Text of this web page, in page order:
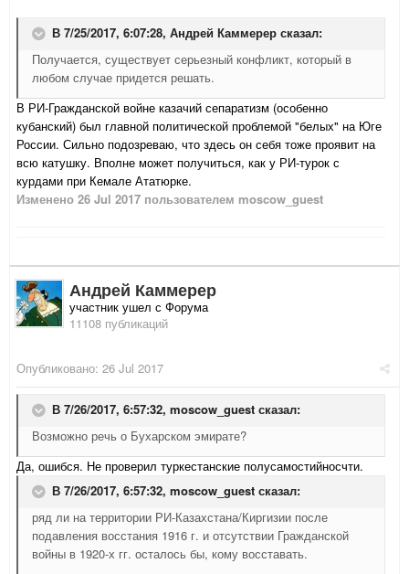
В 7/25/2017, 6:07:28, Андрей Каммерер сказал:
Получается, существует серьезный конфликт, который в
любом случае придется решать.
В РИ-Гражданской войне казачий сепаратизм (особенно
кубанский) был главной политической проблемой "белых" на Юге
России. Сильно подозреваю, что здесь он себя тоже проявит на
всю катушку. Вполне может получиться, как у РИ-турок с
курдами при Кемале Ататюрке.
Изменено 26 Jul 2017 пользователем moscow_guest
Андрей Каммерер
участник ушел с Форума
11108 публикаций
Опубликовано: 26 Jul 2017
В 7/26/2017, 6:57:32, moscow_guest сказал:
Возможно речь о Бухарском эмирате?
Да, ошибся. Не проверил туркестанские полусамостийносчти.
В 7/26/2017, 6:57:32, moscow_guest сказал:
ряд ли на территории РИ-Казахстана/Киргизии после
подавления восстания 1916 г. и отсутствии Гражданской
войны в 1920-х гг. осталось бы, кому восставать.